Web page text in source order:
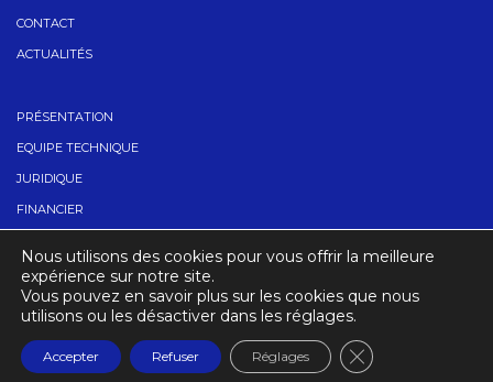
CONTACT
ACTUALITÉS
PRÉSENTATION
EQUIPE TECHNIQUE
JURIDIQUE
FINANCIER
CONTACT
CRÉDITS MENTIONS LÉGALES
Nous utilisons des cookies pour vous offrir la meilleure
expérience sur notre site.
Vous pouvez en savoir plus sur les cookies que nous
utilisons ou les désactiver dans les réglages.
Accepter Refuser Réglages Fermer la